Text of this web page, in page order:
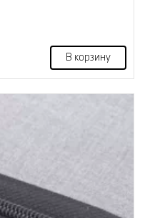
В корзину